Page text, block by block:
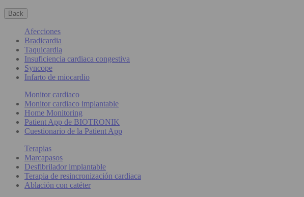
Back
Afecciones
Bradicardia
Taquicardia
Insuficiencia cardiaca congestiva
Syncope
Infarto de miocardio
Monitor cardiaco
Monitor cardiaco implantable
Home Monitoring
Patient App de BIOTRONIK
Cuestionario de la Patient App
Terapias
Marcapasos
Desfibrilador implantable
Terapia de resincronización cardiaca
Ablación con catéter